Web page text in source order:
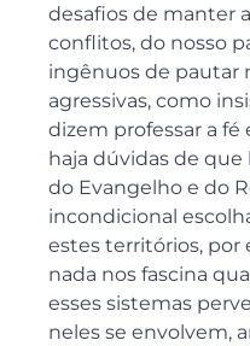
desafios de manter
conflitos, do nosso
ingênuos de pautar
agressivas, como
dizem professar a fé
haja dúvidas de que
do Evangelho e do
incondicional
estes territórios, por
nada nos fascina
esses sistemas
neles se envolvem,